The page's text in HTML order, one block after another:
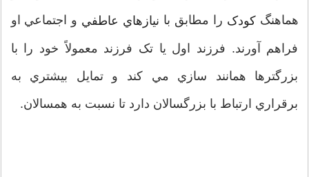
هماهنگ کودک را مطابق با نيازهاي عاطفي و اجتماعي او
فراهم آورند. فرزند اول يا تک فرزند معمولاً خود را با
بزرگترها همانند سازي مي کند و تمايل بيشتري به
برقراري ارتباط با بزرگسالان دارد تا نسبت به همسالان.